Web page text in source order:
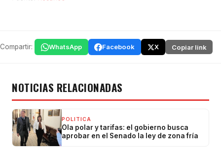
Compartir: WhatsApp Facebook X Copiar link
NOTICIAS RELACIONADAS
POLITICA
Ola polar y tarifas: el gobierno busca
aprobar en el Senado la ley de zona fría